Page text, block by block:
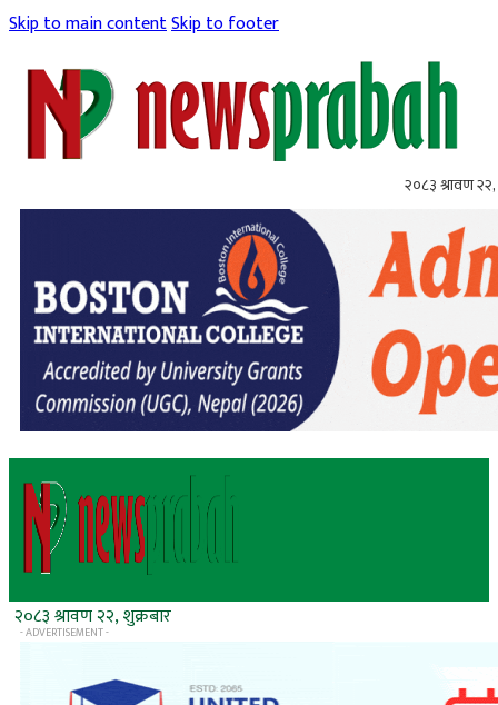
Skip to main contentSkip to footer
२०८३ श्रावण २२,
२०८३ श्रावण २२, शुक्रबार
- ADVERTISEMENT -